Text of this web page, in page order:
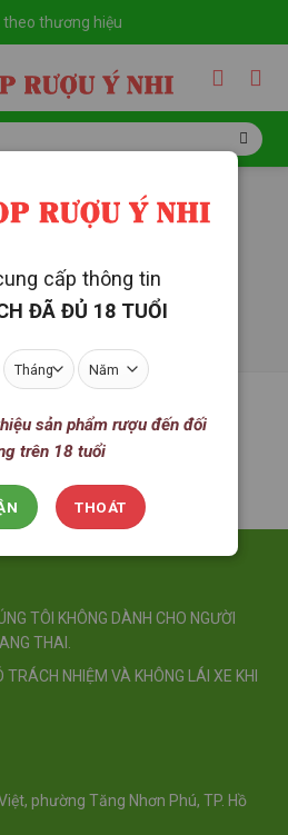
thương hiệu
Mortlach
LỌC
khớp với lựa chọn của bạn.
TÔI KHÔNG DÀNH CHO NGƯỜI
THAI.
NHIỆM VÀ KHÔNG LÁI XE KHI
phường Tăng Nhơn Phú, TP. Hồ
cấp thông tin
ĐÃ ĐỦ 18 TUỔI
sản phẩm rượu đến đối
trên 18 tuổi
THOÁT